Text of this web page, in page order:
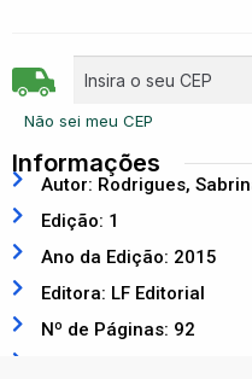
Não sei meu CEP
Informações
Autor: Rodrigues,
Edição: 1
Ano da Edição: 2015
Editora: LF Editorial
Nº de Páginas: 92